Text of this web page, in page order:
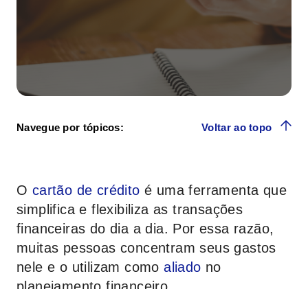
Navegue por tópicos: Voltar ao topo
O cartão de crédito é uma ferramenta que
simplifica e flexibiliza as transações
financeiras do dia a dia. Por essa razão,
muitas pessoas concentram seus gastos
nele e o utilizam comoaliado no